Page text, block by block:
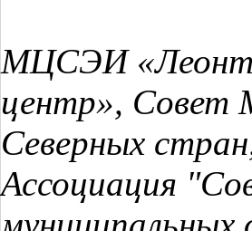
МЦСЭИ
центр», Совет
Северных
Ассоциация